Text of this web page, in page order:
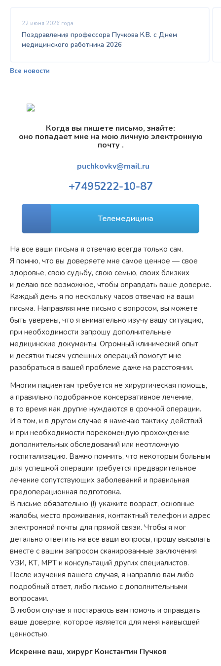
22 июня 2026 года
Поздравления профессора Пучкова К.В. с Днем
медицинского работника 2026
Все новости
Когда вы пишете письмо, знайте:
оно попадает мне на мою личную электронную
почту .
puchkovkv@mail.ru
+7495222-10-87
Телемедицина
На все ваши письма я отвечаю всегда только сам.
Я помню, что вы доверяете мне самое ценное — свое
здоровье, свою судьбу, свою семью, своих близких
и делаю все возможное, чтобы оправдать ваше доверие.
Каждый день я по нескольку часов отвечаю на ваши
письма. Направляя мне письмо с вопросом, вы можете
быть уверены, что я внимательно изучу вашу ситуацию,
при необходимости запрошу дополнительные
медицинские документы. Огромный клинический опыт
и десятки тысяч успешных операций помогут мне
разобраться в вашей проблеме даже на расстоянии.
Многим пациентам требуется не хирургическая помощь,
а правильно подобранное консервативное лечение,
в то время как другие нуждаются в срочной операции.
И в том, и в другом случае я намечаю тактику действий
и при необходимости порекомендую прохождение
дополнительных обследований или неотложную
госпитализацию. Важно помнить, что некоторым больным
для успешной операции требуется предварительное
лечение сопутствующих заболеваний и правильная
предоперационная подготовка.
В письме обязательно (!) укажите возраст, основные
жалобы, место проживания, контактный телефон и адрес
электронной почты для прямой связи. Чтобы я мог
детально ответить на все ваши вопросы, прошу высылать
вместе с вашим запросом сканированные заключения
УЗИ, КТ, МРТ и консультаций других специалистов.
После изучения вашего случая, я направлю вам либо
подробный ответ, либо письмо с дополнительными
вопросами.
В любом случае я постараюсь вам помочь и оправдать
ваше доверие, которое является для меня наивысшей
ценностью.
Искренне ваш, хирург Константин Пучков